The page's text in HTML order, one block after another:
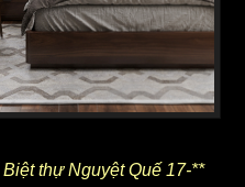
Biệt thự Nguyệt Quế 17-**